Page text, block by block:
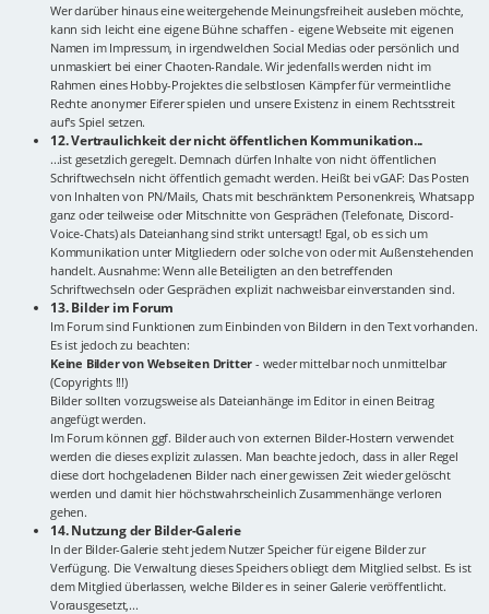
Wer darüber hinaus eine weitergehende Meinungsfreiheit ausleben möchte,
kann sich leicht eine eigene Bühne schaffen - eigene Webseite mit eigenen
Namen im Impressum, in irgendwelchen Social Medias oder persönlich und
unmaskiert bei einer Chaoten-Randale. Wir jedenfalls werden nicht im
Rahmen eines Hobby-Projektes die selbstlosen Kämpfer für vermeintliche
Rechte anonymer Eiferer spielen und unsere Existenz in einem Rechtsstreit
auf's Spiel setzen.
12. Vertraulichkeit der nicht öffentlichen Kommunikation...
...ist gesetzlich geregelt. Demnach dürfen Inhalte von nicht öffentlichen
Schriftwechseln nicht öffentlich gemacht werden. Heißt bei vGAF: Das Posten
von Inhalten von PN/Mails, Chats mit beschränktem Personenkreis, Whatsapp
ganz oder teilweise oder Mitschnitte von Gesprächen (Telefonate, Discord-
Voice-Chats) als Dateianhang sind strikt untersagt! Egal, ob es sich um
Kommunikation unter Mitgliedern oder solche von oder mit Außenstehenden
handelt. Ausnahme: Wenn alle Beteiligten an den betreffenden
Schriftwechseln oder Gesprächen explizit nachweisbar einverstanden sind.
13. Bilder im Forum
Im Forum sind Funktionen zum Einbinden von Bildern in den Text vorhanden.
Es ist jedoch zu beachten:
Keine Bilder von Webseiten Dritter - weder mittelbar noch unmittelbar
(Copyrights !!!)
Bilder sollten vorzugsweise als Dateianhänge im Editor in einen Beitrag
angefügt werden.
Im Forum können ggf. Bilder auch von externen Bilder-Hostern verwendet
werden die dieses explizit zulassen. Man beachte jedoch, dass in aller Regel
diese dort hochgeladenen Bilder nach einer gewissen Zeit wieder gelöscht
werden und damit hier höchstwahrscheinlich Zusammenhänge verloren
gehen.
14. Nutzung der Bilder-Galerie
In der Bilder-Galerie steht jedem Nutzer Speicher für eigene Bilder zur
Verfügung. Die Verwaltung dieses Speichers obliegt dem Mitglied selbst. Es ist
dem Mitglied überlassen, welche Bilder es in seiner Galerie veröffentlicht.
Vorausgesetzt,...